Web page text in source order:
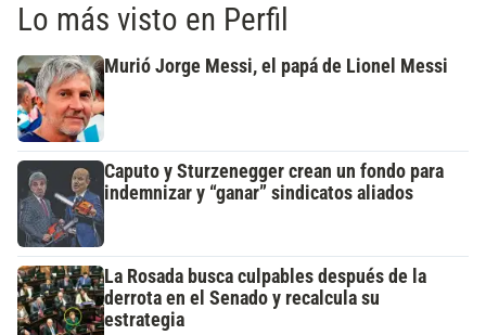
Lo más visto en Perfil
Murió Jorge Messi, el papá de Lionel Messi
Caputo y Sturzenegger crean un fondo para
indemnizar y “ganar” sindicatos aliados
La Rosada busca culpables después de la
derrota en el Senado y recalcula su
estrategia